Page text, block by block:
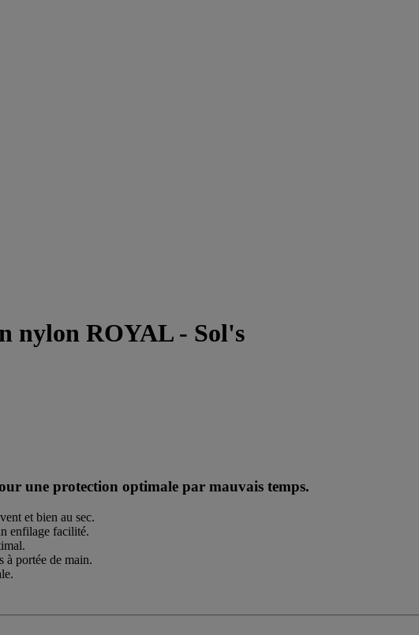
nylon ROYAL - Sol's
une protection optimale par mauvais temps.
et bien au sec.
enfilage facilité.
à portée de main.